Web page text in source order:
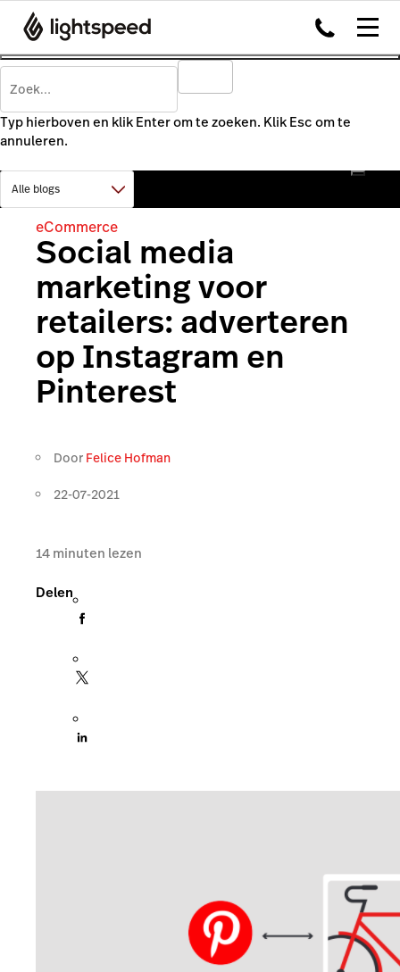
Typ hierboven en klik Enter om te zoeken. Klik Esc om te
annuleren.
eCommerce
Social media
marketing voor
retailers: adverteren
op Instagram en
Pinterest
Door Felice Hofman
22-07-2021
14minuten lezen
Delen